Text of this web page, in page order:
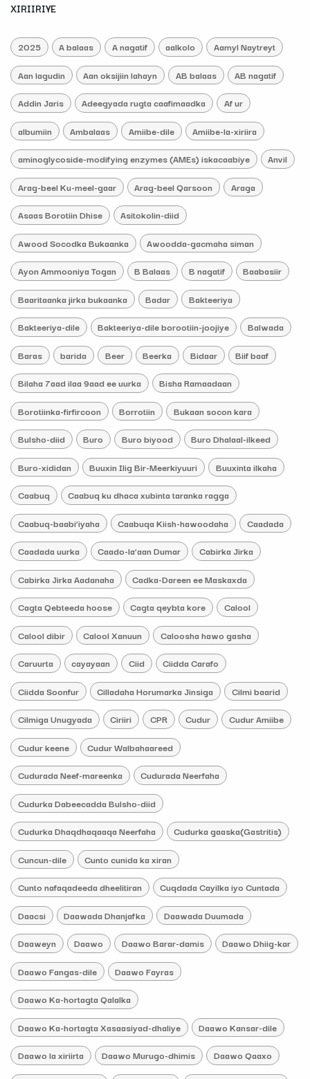
XIRIIRIYE
2025 A balaas A nagatif aalkolo Aamyl Naytreyt
Aan lagudin Aan oksijiin lahayn AB balaas AB nagatif
Addin Jaris Adeegyada rugta caafimaadka Af ur
albumiin Ambalaas Amiibe-dile Amiibe-la-xiriira
aminoglycoside-modifying enzymes (AMEs) iskacaabiye Anvil
Arag-beel Ku-meel-gaar Arag-beel Qarsoon Araga
Asaas Borotiin Dhise Asitokolin-diid
Awood Socodka Bukaanka Awoodda-gacmaha siman
Ayon Ammooniya Togan B Balaas B nagatif Baabasiir
Baaritaanka jirka bukaanka Badar Bakteeriya
Bakteeriya-dile Bakteeriya-dile borootiin-joojiye Balwada
Baras barida Beer Beerka Bidaar Biif baaf
Bilaha 7aad ilaa 9aad ee uurka Bisha Ramaadaan
Borotiinka-firfircoon Borrotiin Bukaan socon kara
Bulsho-diid Buro Buro biyood Buro Dhalaal-ilkeed
Buro-xididan Buuxin Ilig Bir-Meerkiyuuri Buuxinta ilkaha
Caabuq Caabuq ku dhaca xubinta taranka ragga
Caabuq-baabi’iyaha Caabuqa Kiish-hawoodaha Caadada
Caadada uurka Caado-la’aan Dumar Cabirka Jirka
Cabirka Jirka Aadanaha Cadka-Dareen ee Maskaxda
Cagta Qebteeda hoose Cagta qeybta kore Calool
Calool dibir Calool Xanuun Caloosha hawo gasha
Caruurta cayayaan Ciid Ciidda Carafo
Ciidda Soonfur Cilladaha Horumarka Jinsiga Cilmi baarid
Cilmiga Unugyada Ciriiri CPR Cudur Cudur Amiibe
Cudur keene Cudur Walbahaareed
Cudurada Neef-mareenka Cudurada Neerfaha
Cudurka Dabeecadda Bulsho-diid
Cudurka Dhaqdhaqaaqa Neerfaha Cudurka gaaska(Gastritis)
Cuncun-dile Cunto cunida ka xiran
Cunto nafaqadeeda dheelitiran Cuqdada Cayilka iyo Cuntada
Daacsi Daawada Dhanjafka Daawada Duumada
Daaweyn Daawo Daawo Barar-damis Daawo Dhiig-kar
Daawo Fangas-dile Daawo Fayras
Daawo Ka-hortagta Qalalka
Daawo Ka-hortagta Xasaasiyad-dhaliye Daawo Kansar-dile
Daawo la xiriirta Daawo Murugo-dhimis Daawo Qaaxo